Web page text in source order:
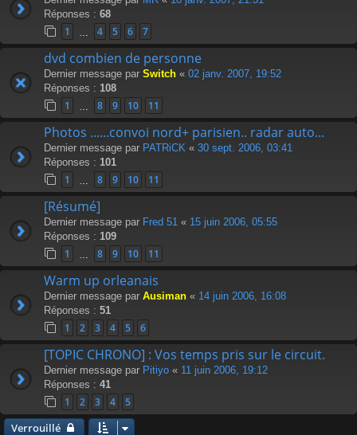
Réponses : 68
1 4 5 6 7
dvd combien de personne
Dernier message par Switch « 02 janv. 2007, 19:52
Réponses : 108
1 8 9 10 11
Photos ......convoi nord+ parisien.. radar auto...
Dernier message par PATRiCK « 30 sept. 2006, 03:41
Réponses : 101
1 8 9 10 11
[Résumé]
Dernier message par Fred 51 « 15 juin 2006, 05:55
Réponses : 109
1 8 9 10 11
Warm up orleanais
Dernier message par Ausiman « 14 juin 2006, 16:08
Réponses : 51
1 2 3 4 5 6
[TOPIC CHRONO] : Vos temps pris sur le circuit.
Dernier message par Pitiyo « 11 juin 2006, 19:12
Réponses : 41
1 2 3 4 5
Verrouillé